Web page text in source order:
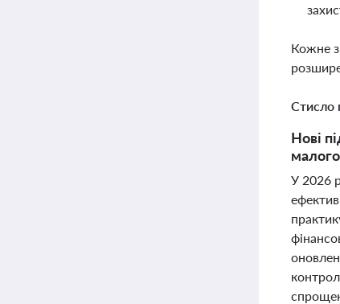
Кожне
Стисло
Нові
У 2026